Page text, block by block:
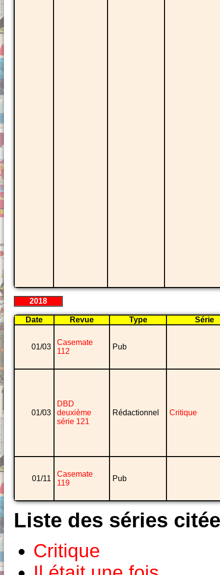
2018
Date Revue Type Série
01/03
Casemate
112
Pub
01/03
DBD
deuxième
série 121
Rédactionnel Critique
01/11
Casemate
119
Pub
Liste des séries
Critique